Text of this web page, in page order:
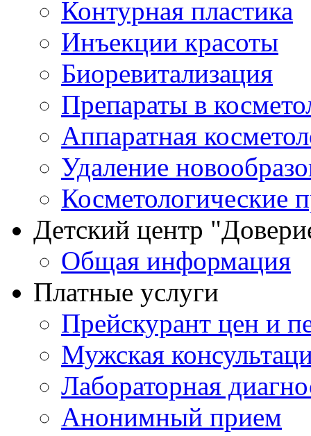
Контурная пластика
Инъекции красоты
Биоревитализация
Препараты в
Аппаратная
Удаление
Косметологические
Детский центр
Общая информация
Платные услуги
Прейскурант цен и
Мужская
Лабораторная
Анонимный прием